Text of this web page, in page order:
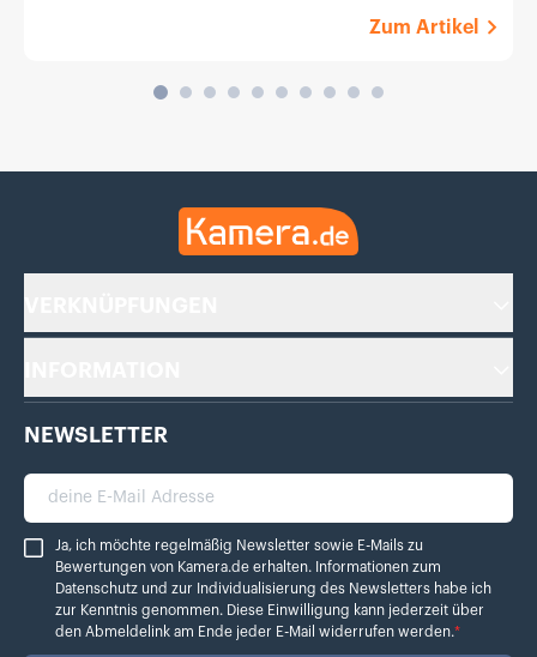
Zum Artikel
Kamera.de
NEWSLETTER
deine E-Mail Adresse
Ja, ich möchte regelmäßig Newsletter sowie E-Mails zu Bewertungen von
Ja, ich möchte regelmäßig Newsletter sowie E-Mails zu
Bewertungen von Kamera.de erhalten. Informationen zum
Datenschutz und zur Individualisierung des Newsletters habe ich
zur Kenntnis genommen. Diese Einwilligung kann jederzeit über
den Abmeldelink am Ende jeder E-Mail widerrufen werden.*